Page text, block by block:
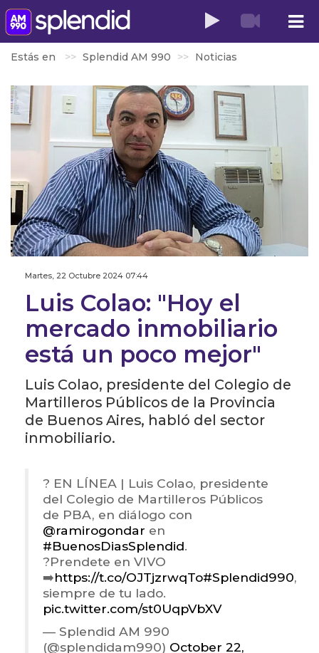
Estás en Splendid AM 990 Noticias
Martes, 22 Octubre 2024 07:44
Luis Colao: "Hoy el
mercado inmobiliario
está un poco mejor"
Luis Colao, presidente del Colegio de
Martilleros Públicos de la Provincia
de Buenos Aires, habló del sector
inmobiliario.
? EN LÍNEA | Luis Colao, presidente
del Colegio de Martilleros Públicos
de PBA, en diálogo con
@ramirogondar en
#BuenosDiasSplendid.
?Prendete en VIVO
➡️https://t.co/OJTjzrwqTo#Splendid990,
siempre de tu lado.
pic.twitter.com/st0UqpVbXV
— Splendid AM 990
(@splendidam990) October 22,